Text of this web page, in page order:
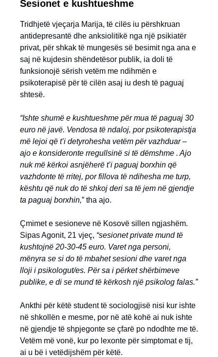
Sesionet e kushtueshme
Tridhjetë vjeçarja Marija, të cilës iu përshkruan
antidepresantë dhe anksiolitikë nga një psikiatër
privat, për shkak të mungesës së besimit nga ana e
saj në kujdesin shëndetësor publik, ia doli të
funksionojë sërish vetëm me ndihmën e
psikoterapisë për të cilën asaj iu desh të paguaj
shtesë.
“Ishte shumë e kushtueshme për mua të paguaj 30
euro në javë. Vendosa të ndaloj, por psikoterapistja
më lejoi që t’i detyrohesha vetëm për vazhduar –
ajo e konsideronte rregullsinë si të dëmshme . Ajo
nuk më kërkoi asnjëherë t’i paguaj borxhin që
vazhdonte të rritej, por fillova të ndihesha me turp,
kështu që nuk do të shkoj deri sa të jem në gjendje
ta paguaj borxhin,” tha ajo.
Çmimet e sesioneve në Kosovë sillen ngjashëm.
Sipas Agonit, 21 vjeç, “sesionet private mund të
kushtojnë 20-30-45 euro. Varet nga personi,
mënyra se si do të mbahet sesioni dhe varet nga
lloji i psikologut/es. Për sa i përket shërbimeve
publike, e di se mund të kërkosh një psikolog falas.”
Ankthi për këtë student të sociologjisë nisi kur ishte
në shkollën e mesme, por në atë kohë ai nuk ishte
në gjendje të shpjegonte se çfarë po ndodhte me të.
Vetëm më vonë, kur po lexonte për simptomat e tij,
ai u bë i vetëdijshëm për këtë.